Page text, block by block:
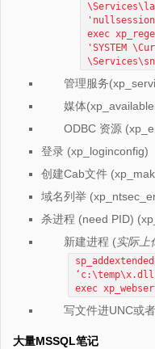
exec
'SYSTEM
管理服务
媒体
ODBC 资源
登录 (xp_loginconfig)
创建Cab文件
域名列举
杀进程 (need PID)
新建进程 (实际上
exec
写文件进UNC或
大量MSSQL笔记